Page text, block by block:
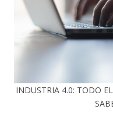
INDUSTRIA 4.0: TODO